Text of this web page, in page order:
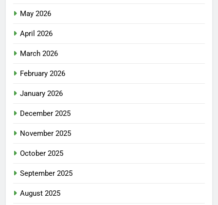
May 2026
April 2026
March 2026
February 2026
January 2026
December 2025
November 2025
October 2025
September 2025
August 2025